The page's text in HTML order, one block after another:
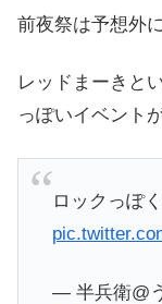
前夜祭は予想外
レッドまーきと
っぽいイベント
ロックっぽ
— 半兵衛@